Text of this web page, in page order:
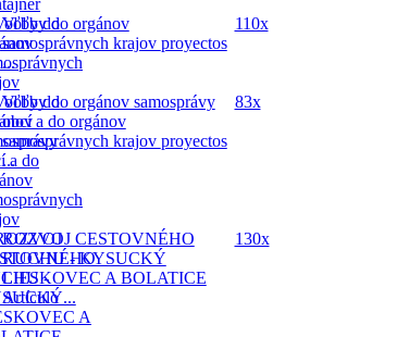
Voľby do orgánov
samosprávnych krajov proyectos
...
110x
Voľby do orgánov samosprávy
obcí a do orgánov
samosprávnych krajov proyectos
...
83x
ROZVOJ CESTOVNÉHO
RUCHU - KYSUCKÝ
LIESKOVEC A BOLATICE
Artículo ...
130x